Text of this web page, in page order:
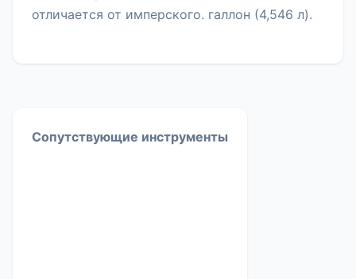
отличается от имперского. галлон (4,546 л).
Сопутствующие инструменты